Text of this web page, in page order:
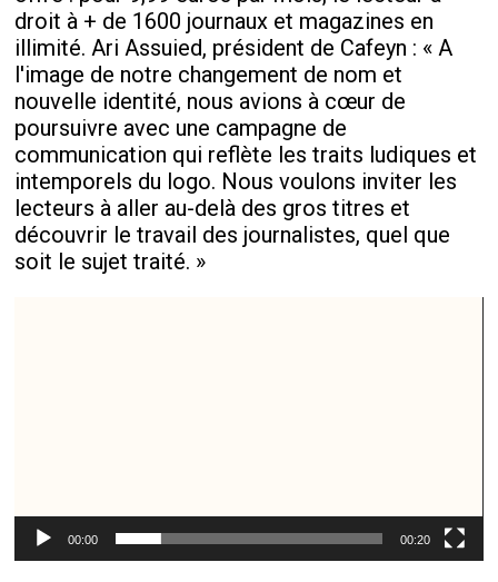
droit à + de 1600 journaux et magazines en
illimité. Ari Assuied, président de Cafeyn : « A
l'image de notre changement de nom et
nouvelle identité, nous avions à cœur de
poursuivre avec une campagne de
communication qui reflète les traits ludiques et
intemporels du logo. Nous voulons inviter les
lecteurs à aller au-delà des gros titres et
découvrir le travail des journalistes, quel que
soit le sujet traité. »
00:00 00:20